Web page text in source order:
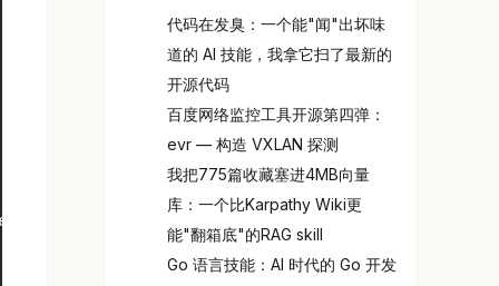
代码在发臭：一个能"闻"出坏味
道的 AI 技能，我拿它扫了最新的
开源代码
百度网络监控工具开源第四弹：
evr — 构造 VXLAN 探测
我把775篇收藏塞进4MB向量
库：一个比Karpathy Wiki更
能"翻箱底"的RAG skill
Go 语言技能：AI 时代的 Go 开发